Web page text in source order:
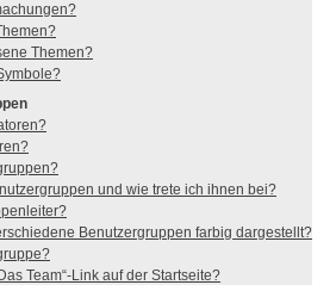
Themen?
und wie trete ich ihnen bei?
Benutzergruppen farbig dargestellt?
Team“-Link auf der Startseite?